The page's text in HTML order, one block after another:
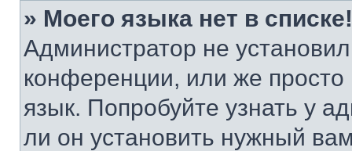
» Моего языка нет в списке!
Администратор не
конференции, или же
язык. Попробуйте узнать у
ли он установить нужный